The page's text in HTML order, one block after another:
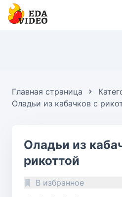
Главная страница
Оладьи из кабачков с
Оладьи из
рикоттой
В избранное